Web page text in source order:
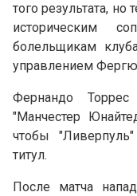
того результата,
историческим
болельщикам
управлением
Фернандо
"Манчестер
чтобы
титул.
После матча